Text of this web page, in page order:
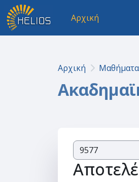
Μετάβαση στο κεντρικό
Αρχική
Αρχική Μαθήματα